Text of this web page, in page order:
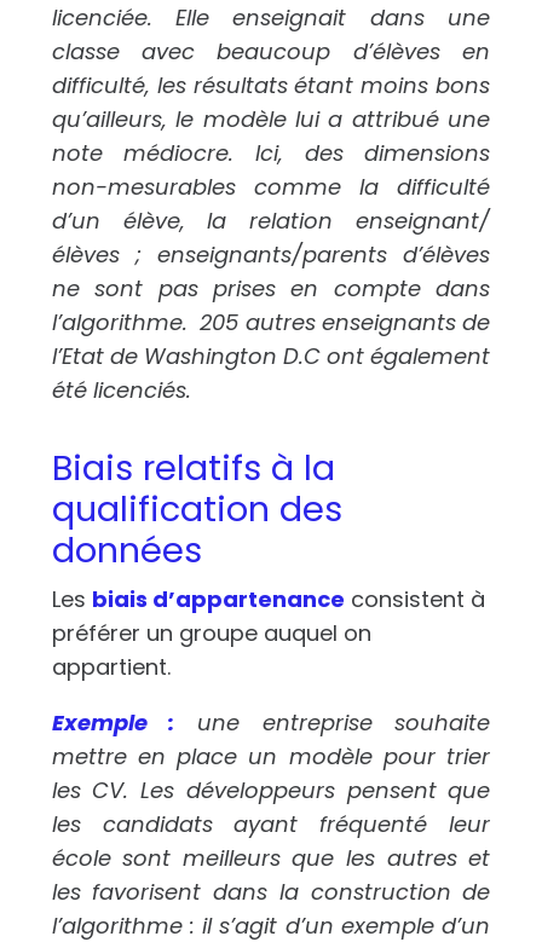
licenciée. Elle enseignait dans une
classe avec beaucoup d’élèves en
difficulté, les résultats étant moins bons
qu’ailleurs, le modèle lui a attribué une
note médiocre. Ici, des dimensions
non-mesurables comme la difficulté
d’un élève, la relation enseignant/
élèves ; enseignants/parents d’élèves
ne sont pas prises en compte dans
l’algorithme. 205 autres enseignants de
l’Etat de Washington D.C ont également
été licenciés.
Biais relatifs à la
qualification des
données
Les biais d’appartenance consistent à
préférer un groupe auquel on
appartient.
Exemple : une entreprise souhaite
mettre en place un modèle pour trier
les CV. Les développeurs pensent que
les candidats ayant fréquenté leur
école sont meilleurs que les autres et
les favorisent dans la construction de
l’algorithme : il s’agit d’un exemple d’un